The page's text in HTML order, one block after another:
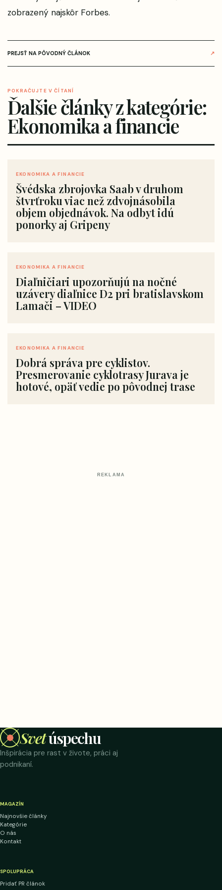
zobrazený najskôr Forbes.
PREJSŤ NA PÔVODNÝ ČLÁNOK ↗
POKRAČUJTE V ČÍTANÍ
Ďalšie články z kategórie:
Ekonomika a financie
EKONOMIKA A FINANCIE
Švédska zbrojovka Saab v druhom
štvrťroku viac než zdvojnásobila
objem objednávok. Na odbyt idú
ponorky aj Gripeny
EKONOMIKA A FINANCIE
Diaľničiari upozorňujú na nočné
uzávery diaľnice D2 pri bratislavskom
Lamači – VIDEO
EKONOMIKA A FINANCIE
Dobrá správa pre cyklistov.
Presmerovanie cyklotrasy Jurava je
hotové, opäť vedie po pôvodnej trase
REKLAMA
Svetúspechu
Inšpirácia pre rast v živote, práci aj
podnikaní.
MAGAZÍN
Najnovšie články
Kategórie
O nás
Kontakt
SPOLUPRÁCA
Pridať PR článok